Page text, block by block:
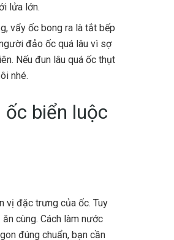
lửa lớn.
vẩy ốc bong ra là tắt bếp
đảo ốc quá lâu vì sợ
Nếu đun lâu quá ốc thụt
nhé.
biển luộc
vị đặc trưng của ốc. Tuy
cùng. Cách làm nước
đúng chuẩn, bạn cần